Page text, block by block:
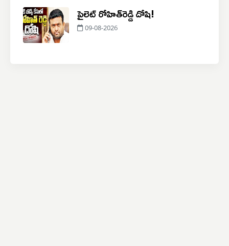
పైలెట్ రోహిత్‌రెడ్డి దోషి!
09-08-2026